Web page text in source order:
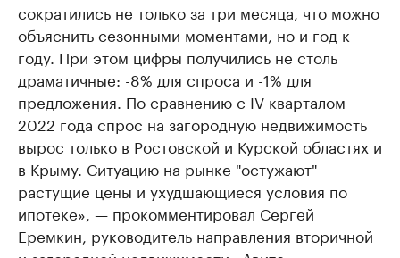
сократились не только за три месяца, что можно
объяснить сезонными моментами, но и год к
году. При этом цифры получились не столь
драматичные: -8% для спроса и -1% для
предложения. По сравнению с IV кварталом
2022 года спрос на загородную недвижимость
вырос только в Ростовской и Курской областях и
в Крыму. Ситуацию на рынке "остужают"
растущие цены и ухудшающиеся условия по
ипотеке», — прокомментировал Сергей
Еремкин, руководитель направления вторичной